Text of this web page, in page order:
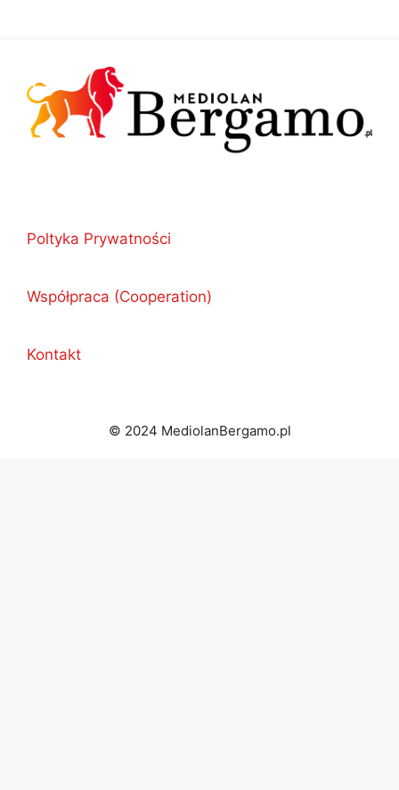
Poltyka Prywatności
Współpraca (Cooperation)
Kontakt
© 2024 MediolanBergamo.pl